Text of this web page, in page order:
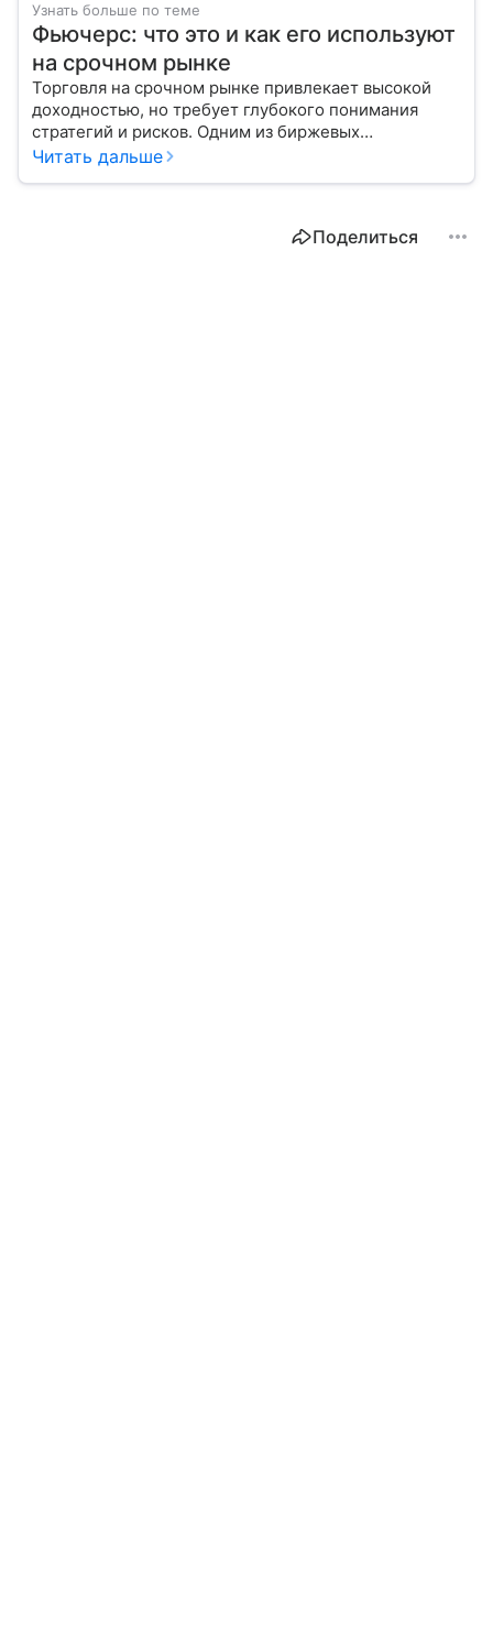
Узнать больше по теме
Фьючерс: что это и как его используют
на срочном рынке
Торговля на срочном рынке привлекает высокой
доходностью, но требует глубокого понимания
стратегий и рисков. Одним из биржевых
инструментов для краткосрочных инвестиций
Читать дальше
Поделиться